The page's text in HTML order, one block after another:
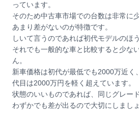
っています。
そのため中古車市場での台数は非常に
あまり差がないのが特徴です。
しいて言うのであれば初代モデルのほ
それでも一般的な車と比較すると少な
ん。
新車価格は初代が最低でも2000万近く
代目は2000万円を軽く超えています。
状態のいいものであれば、同じグレー
わずかでも差が出るので大切にしましょ